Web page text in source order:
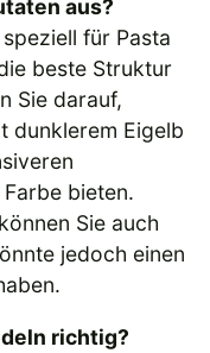
aus?
für Pasta
beste Struktur
Sie darauf,
dunklerem Eigelb
bieten.
Sie auch
jedoch einen
richtig?